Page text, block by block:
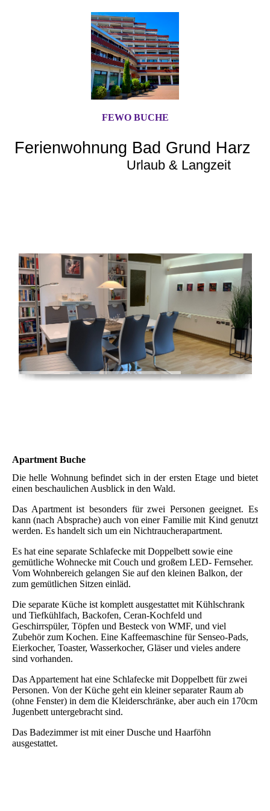
Ferienwohnung Bad Grund Harz
Urlaub & Langzeit
FEWO BUCHE
Apartment Buche
Die helle Wohnung befindet sich in der ersten Etage und bietet
einen beschaulichen Ausblick in den Wald.
Das Apartment ist besonders für zwei Personen geeignet. Es
kann (nach Absprache) auch von einer Familie mit Kind genutzt
werden. Es handelt sich um ein Nichtraucherapartment.
Es hat eine separate Schlafecke mit Doppelbett sowie eine
gemütliche Wohnecke mit Couch und großem LED- Fernseher.
Vom Wohnbereich gelangen Sie auf den kleinen Balkon, der
zum gemütlichen Sitzen einläd.
Die separate Küche ist komplett ausgestattet mit Kühlschrank
und Tiefkühlfach, Backofen, Ceran-Kochfeld und
Geschirrspüler, Töpfen und Besteck von WMF, und viel
Zubehör zum Kochen. Eine Kaffeemaschine für Senseo-Pads,
Eierkocher, Toaster, Wasserkocher, Gläser und vieles andere
sind vorhanden.
Das Appartement hat eine Schlafecke mit Doppelbett für zwei
Personen. Von der Küche geht ein kleiner separater Raum ab
(ohne Fenster) in dem die Kleiderschränke, aber auch ein 170cm
Jugenbett untergebracht sind.
Das Badezimmer ist mit einer Dusche und Haarföhn
ausgestattet.